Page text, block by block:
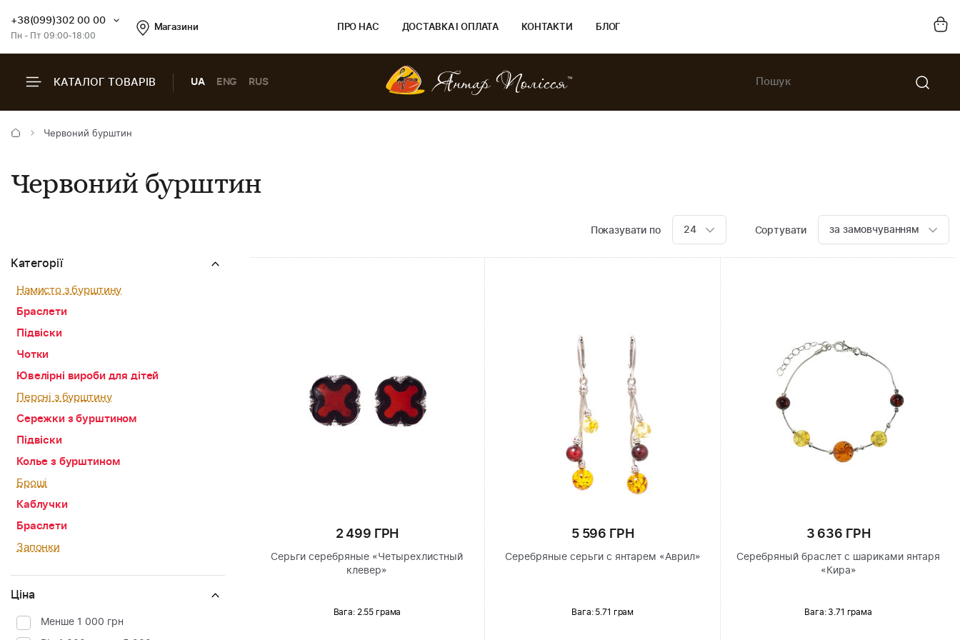
+38(099)302 00 00
Пн - Пт 09:00-18:00
Магазини ПРО НАС ДОСТАВКА І ОПЛАТА КОНТАКТИ БЛОГ
КАТАЛОГ ТОВАРІВ UA ENG RUS
Червоний бурштин
Червоний бурштин
Показувати по 24 Сортувати за замовчуванням
Категорії
Намисто з бурштину
Браслети
Підвіски
Чотки
Ювелірні вироби для дітей
Персні з бурштину
Сережки з бурштином
Підвіски
Колье з бурштином
Броші
Каблучки
Браслети
Запонки
Ціна
Менше 1 000 грн
2 499 ГРН
Серьги серебряные «Четырехлистный
клевер»
Вага: 2.55 грама
5 596 ГРН
Серебряные серьги с янтарем «Аврил»
Вага: 5.71 грам
3 636 ГРН
Серебряный браслет с шариками янтаря
«Кира»
Вага: 3.71 грама